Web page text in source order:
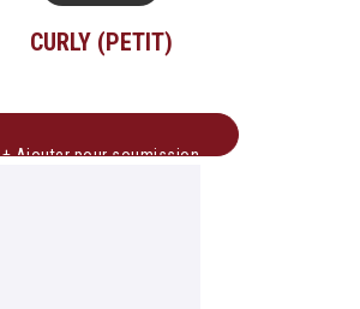
CURLY (PETIT)
+ Ajouter pour soumission